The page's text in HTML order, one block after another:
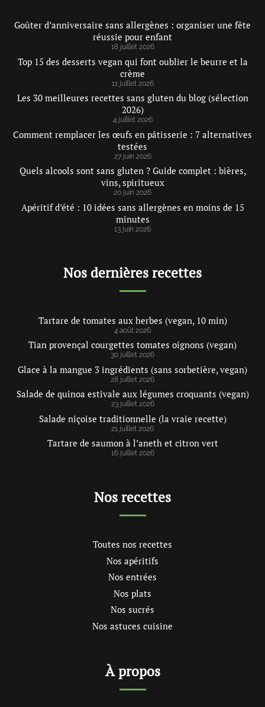
Goûter d’anniversaire sans allergènes : organiser une fête
réussie pour enfant
18 juillet 2026
Top 15 des desserts vegan qui font oublier le beurre et la
crème
11 juillet 2026
Les 30 meilleures recettes sans gluten du blog (sélection
2026)
4 juillet 2026
Comment remplacer les œufs en pâtisserie : 7 alternatives
testées
27 juin 2026
Quels alcools sont sans gluten ? Guide complet : bières,
vins, spiritueux
20 juin 2026
Apéritif d’été : 10 idées sans allergènes en moins de 15
minutes
13 juin 2026
Nos dernières recettes
Tartare de tomates aux herbes (vegan, 10 min)
4 août 2026
Tian provençal courgettes tomates oignons (vegan)
30 juillet 2026
Glace à la mangue 3 ingrédients (sans sorbetière, vegan)
28 juillet 2026
Salade de quinoa estivale aux légumes croquants (vegan)
23 juillet 2026
Salade niçoise traditionnelle (la vraie recette)
21 juillet 2026
Tartare de saumon à l’aneth et citron vert
16 juillet 2026
Nos recettes
Toutes nos recettes
Nos apéritifs
Nos entrées
Nos plats
Nos sucrés
Nos astuces cuisine
À propos